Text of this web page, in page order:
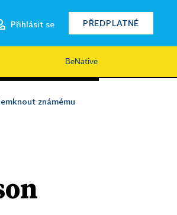
Přihlásit se PŘEDPLATNÉ
BeNative
známému